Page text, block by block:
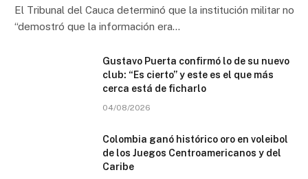
El Tribunal del Cauca determinó que la institución militar no
“demostró que la información era…
Gustavo Puerta confirmó lo de su nuevo
club: “Es cierto” y este es el que más
cerca está de ficharlo
04/08/2026
Colombia ganó histórico oro en voleibol
de los Juegos Centroamericanos y del
Caribe